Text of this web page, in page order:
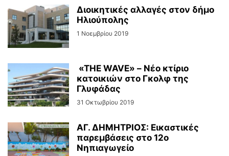
Διοικητικές αλλαγές στον δήμο
Ηλιούπολης
1 Νοεμβρίου 2019
«ΤΗΕ WAVE» – Νέο κτίριο
κατοικιών στο Γκολφ της
Γλυφάδας
31 Οκτωβρίου 2019
ΑΓ. ΔΗΜΗΤΡΙΟΣ: Εικαστικές
παρεμβάσεις στο 12ο
Νηπιαγωγείο